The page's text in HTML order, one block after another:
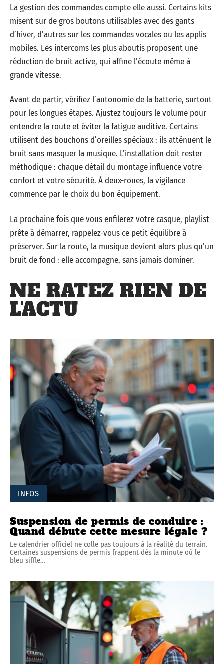
La gestion des commandes compte elle aussi. Certains kits
misent sur de gros boutons utilisables avec des gants
d’hiver, d’autres sur les commandes vocales ou les applis
mobiles. Les intercoms les plus aboutis proposent une
réduction de bruit active, qui affine l’écoute même à
grande vitesse.
Avant de partir, vérifiez l’autonomie de la batterie, surtout
pour les longues étapes. Ajustez toujours le volume pour
entendre la route et éviter la fatigue auditive. Certains
utilisent des bouchons d’oreilles spéciaux : ils atténuent le
bruit sans masquer la musique. L’installation doit rester
méthodique : chaque détail du montage influence votre
confort et votre sécurité. À deux-roues, la vigilance
commence par le choix du bon équipement.
La prochaine fois que vous enfilerez votre casque, playlist
prête à démarrer, rappelez-vous ce petit équilibre à
préserver. Sur la route, la musique devient alors plus qu’un
bruit de fond : elle accompagne, sans jamais dominer.
NE RATEZ RIEN DE
L'ACTU
INFOS
Suspension de permis de conduire :
Quand débute cette mesure légale ?
Le calendrier officiel ne colle pas toujours à la réalité du terrain.
Certaines suspensions de permis frappent dès la minute où le
bleu siffle…